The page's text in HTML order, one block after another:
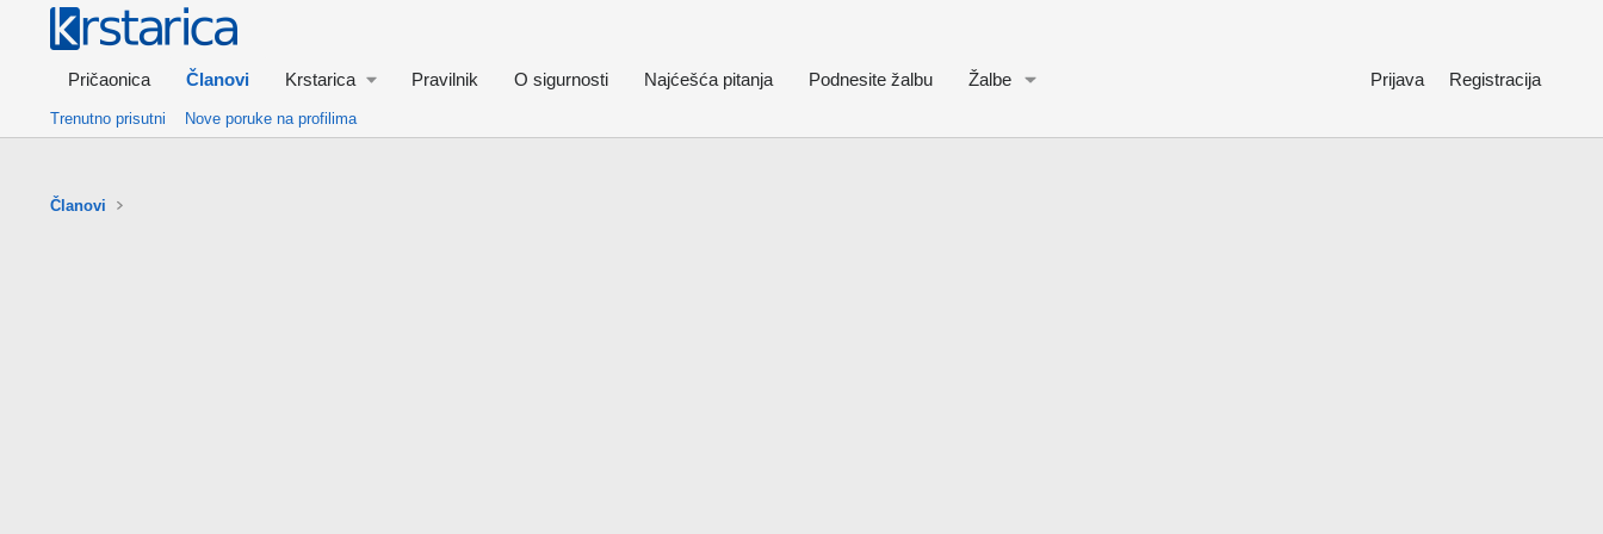
Pričaonica Članovi Krstarica Pravilnik O sigurnosti Najćešća pitanja Podnesite žalbu Žalbe Prijava Registracija
Trenutno prisutni Nove poruke na profilima
Članovi